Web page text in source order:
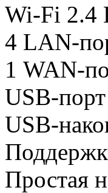
Wi-Fi 2.4
4 LAN-
1 WAN-
USB-
USB-
Простая